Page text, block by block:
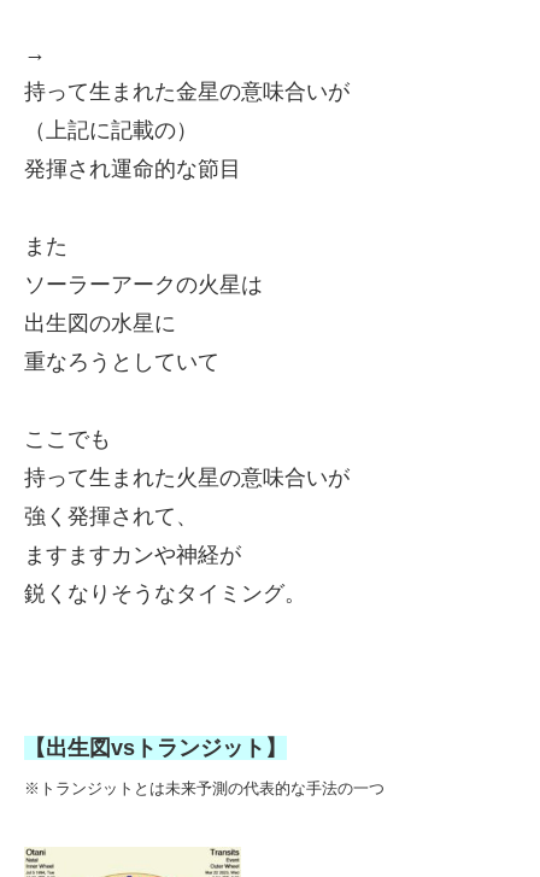
→
持って生まれた金星の意味合いが
（上記に記載の）
発揮され運命的な節目
また
ソーラーアークの火星は
出生図の水星に
重なろうとしていて
ここでも
持って生まれた火星の意味合いが
強く発揮されて、
ますますカンや神経が
鋭くなりそうなタイミング。
【出生図vsトランジット 】
※トランジットとは未来予測の代表的な手法の一つ